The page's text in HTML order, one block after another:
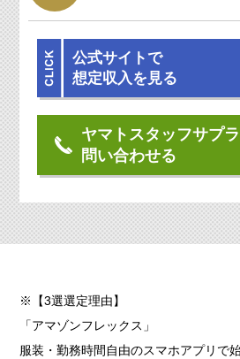
公式サイトで
想定収入を見る
ヤマトスタッフサプ
問い合わせる
※【3選選定理由】
「アマゾンフレックス」
服装・勤務時間自由のスマホアプリで